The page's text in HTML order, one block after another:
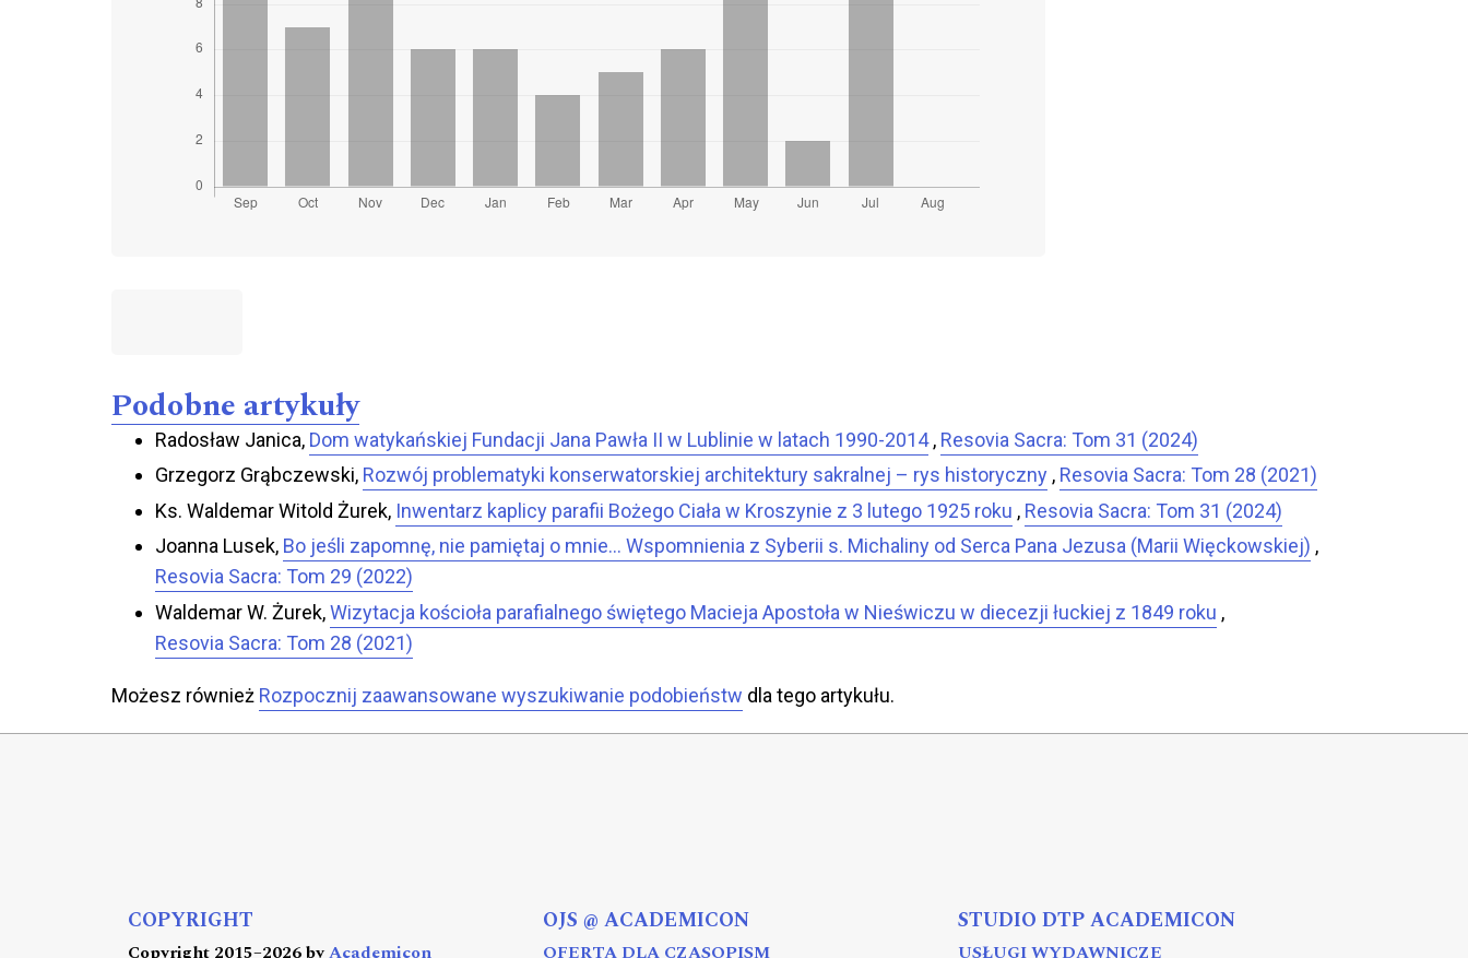
Podobne artykuły
Radosław Janica, Dom watykańskiej Fundacji Jana Pawła II w Lublinie w latach 1990-2014, Resovia Sacra: Tom 31 (2024)
Grzegorz Grąbczewski, Rozwój problematyki konserwatorskiej architektury sakralnej – rys historyczny , Resovia Sacra: Tom 28 (2021)
Ks. Waldemar Witold Żurek, Inwentarz kaplicy parafii Bożego Ciała w Kroszynie z 3 lutego 1925 roku , Resovia Sacra: Tom 31 (2024)
Joanna Lusek, Bo jeśli zapomnę, nie pamiętaj o mnie… Wspomnienia z Syberii s. Michaliny od Serca Pana Jezusa (Marii Więckowskiej) ,
Resovia Sacra: Tom 29 (2022)
Waldemar W. Żurek,Wizytacja kościoła parafialnego świętego Macieja Apostoła w Nieświczu w diecezji łuckiej z 1849 roku ,
Resovia Sacra: Tom 28 (2021)
Możesz również Rozpocznij zaawansowane wyszukiwanie podobieństw dla tego artykułu.
COPYRIGHT
Copyright 2015–2026 byAcademicon
OJS @ ACADEMICON
OFERTA DLA CZASOPISM
STUDIO DTP ACADEMICON
USŁUGI WYDAWNICZE